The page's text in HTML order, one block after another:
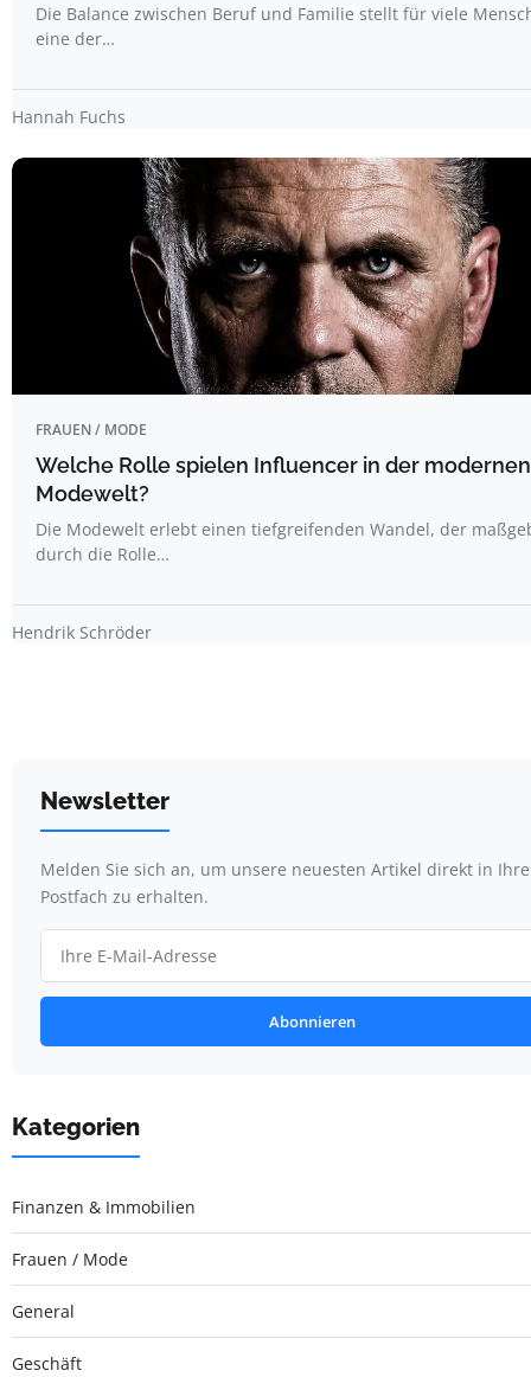
Die Balance zwischen Beruf und Familie stellt für viele
eine der…
Hannah Fuchs
FRAUEN / MODE
Welche Rolle spielen Influencer in der modernen
Modewelt?
Die Modewelt erlebt einen tiefgreifenden Wandel, der
durch die Rolle…
Hendrik Schröder
Newsletter
Melden Sie sich an, um unsere neuesten Artikel direkt in
Postfach zu erhalten.
Abonnieren
Kategorien
Finanzen & Immobilien
Frauen / Mode
General
Geschäft